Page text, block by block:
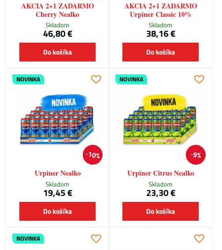
AKCIA 2+1 ZADARMO
Cherry Nealko
Skladom
46,80 €
Do košíka
AKCIA 2+1 ZADARMO
Urpiner Classic 10%
Skladom
38,16 €
Do košíka
10%
NOVINKA
Urpiner Nealko
Skladom
19,45 €
Do košíka
9%
NOVINKA
Urpiner Citrus Nealko
Skladom
23,30 €
Do košíka
NOVINKA